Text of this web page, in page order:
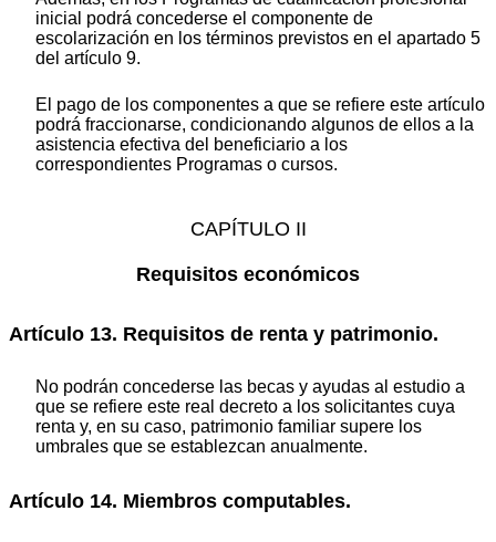
inicial podrá concederse el componente de
escolarización en los términos previstos en el apartado 5
del artículo 9.
El pago de los componentes a que se refiere este artículo
podrá fraccionarse, condicionando algunos de ellos a la
asistencia efectiva del beneficiario a los
correspondientes Programas o cursos.
CAPÍTULO II
Requisitos económicos
Artículo 13. Requisitos de renta y patrimonio.
No podrán concederse las becas y ayudas al estudio a
que se refiere este real decreto a los solicitantes cuya
renta y, en su caso, patrimonio familiar supere los
umbrales que se establezcan anualmente.
Artículo 14. Miembros computables.